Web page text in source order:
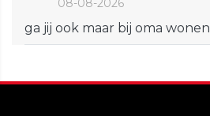
08-08-2026
ga jij ook maar bij oma wonen